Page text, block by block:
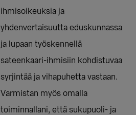
ihmisoikeuksia ja
yhdenvertaisuutta eduskunnassa
ja lupaan työskennellä
sateenkaari-ihmisiin kohdistuvaa
syrjintää ja vihapuhetta vastaan.
Varmistan myös omalla
toiminnallani, että sukupuoli- ja